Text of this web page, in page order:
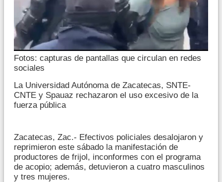
Fotos: capturas de pantallas que circulan en redes
sociales
La Universidad Autónoma de Zacatecas, SNTE-
CNTE y Spauaz rechazaron el uso excesivo de la
fuerza pública
Zacatecas, Zac.- Efectivos policiales desalojaron y
reprimieron este sábado la manifestación de
productores de frijol, inconformes con el programa
de acopio; además, detuvieron a cuatro masculinos
y tres mujeres.